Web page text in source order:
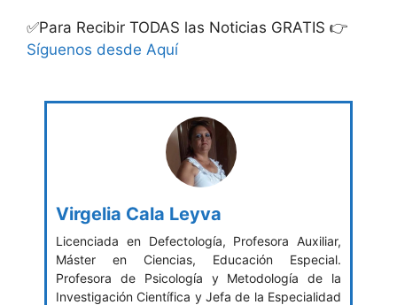
✅Para Recibir TODAS las Noticias GRATIS 👉
Síguenos desde Aquí
Virgelia Cala Leyva
Licenciada en Defectología, Profesora Auxiliar,
Máster en Ciencias, Educación Especial.
Profesora de Psicología y Metodología de la
Investigación Científica y Jefa de la Especialidad